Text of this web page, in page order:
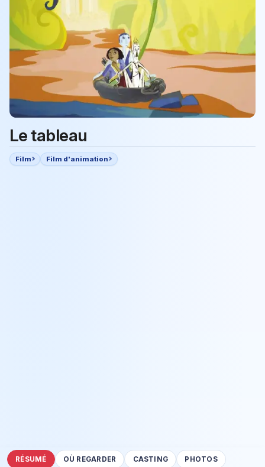
Le tableau
Film Film d'animation
RÉSUMÉ OÙ REGARDER CASTING PHOTOS